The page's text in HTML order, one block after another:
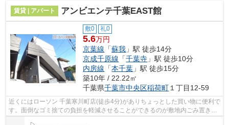
賃貸 | アパート アンビエンテ千葉EAST館
敷0 礼0
5.6万円
京葉線 「蘇我 」駅 徒歩14分
京成千原線 「千葉寺 」駅 徒歩10分
内房線 「本千葉 」駅 徒歩15分
築10年 / 22.22㎡
千葉県千葉市中央区稲荷町 １丁目12-59
近くにはローソン 千葉寒川町店(徒歩4分)がありちょっとした買い物に便利で
す。面倒なゴミ捨ての負担を軽減させることができるのが敷地内ごみ置き場
の魅力です。3駅利用可能なので、用...